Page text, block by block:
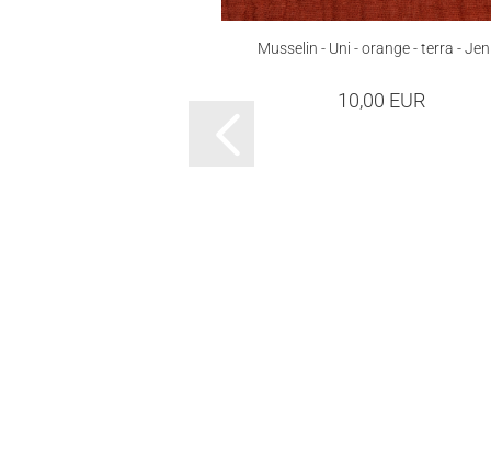
Musselin - Uni - orange - terra -
10,00 EUR